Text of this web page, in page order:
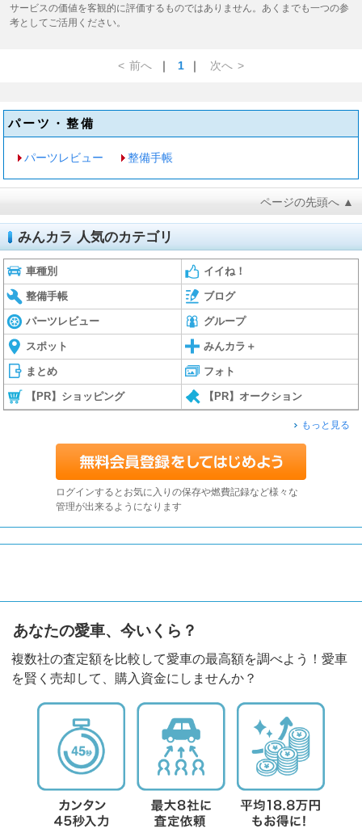
サービスの価値を客観的に評価するものではありません。あくまでも一つの参
考としてご活用ください。
< 前へ ｜ 1 ｜ 次へ >
パーツ・整備
パーツレビュー 整備手帳
ページの先頭へ ▲
みんカラ 人気のカテゴリ
車種別 イイね！
整備手帳 ブログ
パーツレビュー グループ
スポット みんカラ＋
まとめ フォト
【PR】ショッピング 【PR】オークション
もっと見る
ログインするとお気に入りの保存や燃費記録など様々な
管理が出来るようになります
あなたの愛車、今いくら？
複数社の査定額を比較して愛車の最高額を調べよう！愛車
を賢く売却して、購入資金にしませんか？